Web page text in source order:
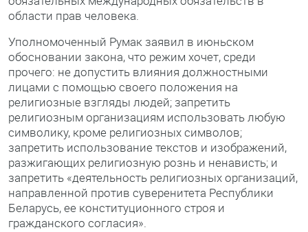
области прав человека.
Уполномоченный Румак заявил в июньском
обосновании закона, что режим хочет, среди
прочего: не допустить влияния должностными
лицами с помощью своего положения на
религиозные взгляды людей; запретить
религиозным организациям использовать любую
символику, кроме религиозных символов;
запретить использование текстов и изображений,
разжигающих религиозную рознь и ненависть; и
запретить «деятельность религиозных организаций,
направленной против суверенитета Республики
Беларусь, ее конституционного строя и
гражданского согласия».